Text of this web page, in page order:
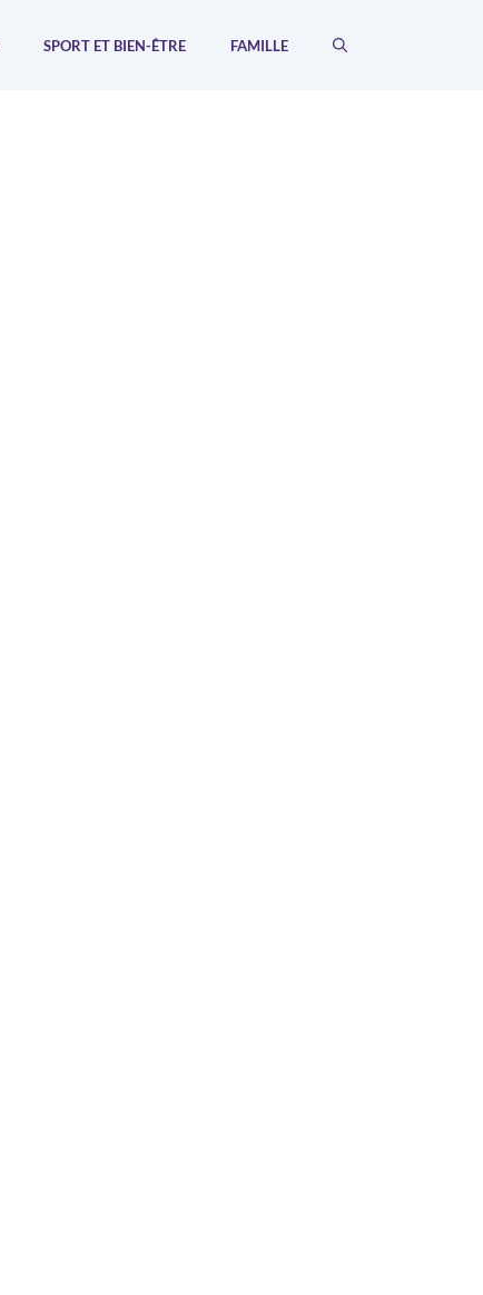
SPORT ET BIEN-ÊTRE FAMILLE